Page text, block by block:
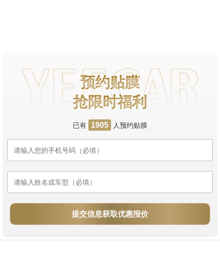
预约贴膜
抢限时福利
已有 1905 人预约贴膜
提交信息获取优惠报价